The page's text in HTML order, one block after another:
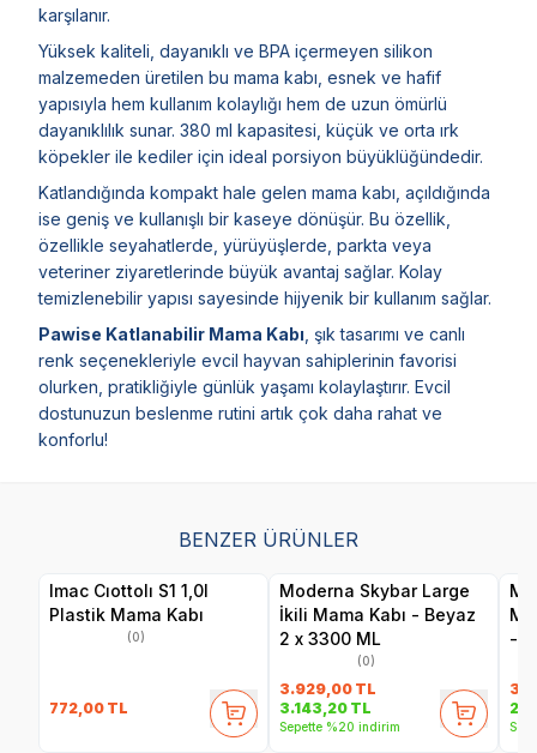
karşılanır.
Yüksek kaliteli, dayanıklı ve BPA içermeyen silikon
malzemeden üretilen bu mama kabı, esnek ve hafif
yapısıyla hem kullanım kolaylığı hem de uzun ömürlü
dayanıklılık sunar. 380 ml kapasitesi, küçük ve orta ırk
köpekler ile kediler için ideal porsiyon büyüklüğündedir.
Katlandığında kompakt hale gelen mama kabı, açıldığında
ise geniş ve kullanışlı bir kaseye dönüşür. Bu özellik,
özellikle seyahatlerde, yürüyüşlerde, parkta veya
veteriner ziyaretlerinde büyük avantaj sağlar. Kolay
temizlenebilir yapısı sayesinde hijyenik bir kullanım sağlar.
Pawise Katlanabilir Mama Kabı , şık tasarımı ve canlı
renk seçenekleriyle evcil hayvan sahiplerinin favorisi
olurken, pratikliğiyle günlük yaşamı kolaylaştırır. Evcil
dostunuzun beslenme rutini artık çok daha rahat ve
konforlu!
BENZER ÜRÜNLER
Imac Cıottolı S1 1,0l
Plastik Mama Kabı
(0)
772,00 TL
Moderna Skybar Large
İkili Mama Kabı - Beyaz
2 x 3300 ML
(0)
3.929,00 TL
3.143,20 TL
Sepette %20 indirim
-